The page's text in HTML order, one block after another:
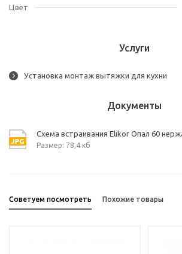
Цвет
Услуги
Установка монтаж вытяжки для кухни
Документы
Схема встраивания Elikor Опал 60
Размер: 78,4 кб
Советуем посмотреть Похожие товары